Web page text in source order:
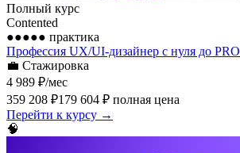
Полный курс
Contented
●●●●● практика
Профессия UX/UI-дизайнер с нуля до PRO
💼 Стажировка
4 989 ₽/мес
359 208 ₽179 604 ₽ полная цена
Перейти к курсу →
🧠